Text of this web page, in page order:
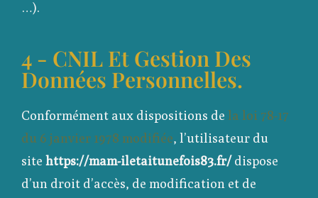
…).
4 - CNIL Et Gestion Des
Données Personnelles.
Conformément aux dispositions de la loi 78-17
du 6 janvier 1978 modifiée, l’utilisateur du
site https://mam-iletaitunefois83.fr/dispose
d’un droit d’accès, de modification et de